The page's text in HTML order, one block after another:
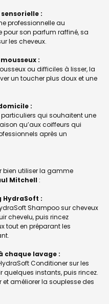
:
professionnelle au
pour son parfum raffiné, sa
les cheveux.
:
ou difficiles à lisser, la
un toucher plus doux et une
:
qui souhaitent une
qu’aux coiffeurs qui
après un
bien utiliser la gamme
Mitchell :
HydraSoft :
Shampoo sur cheveux
chevelu, puis rincez
tout en préparant les
chaque lavage :
Conditioner sur les
quelques instants, puis rincez.
améliorer la souplesse des